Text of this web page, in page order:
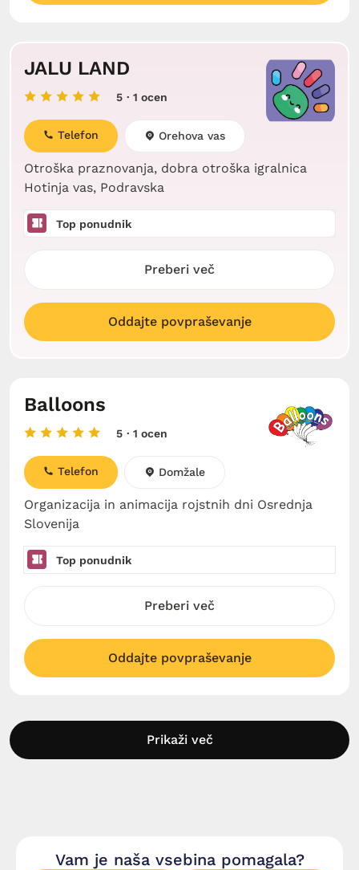
JALU LAND
5 · 1 ocen
Otroška praznovanja, dobra otroška igralnica
Hotinja vas, Podravska
Telefon Orehova vas
Top ponudnik
Preberi več
Oddajte povpraševanje
Balloons
5 · 1 ocen
Organizacija in animacija rojstnih dni Osrednja
Slovenija
Telefon Domžale
Top ponudnik
Preberi več
Oddajte povpraševanje
Prikaži več
Vam je naša vsebina pomagala?